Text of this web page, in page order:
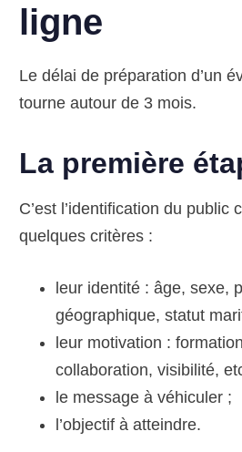
ligne
Le délai de préparation d’un
tourne autour de 3 mois.
La première
C’est l’identification du public
quelques critères :
leur identité : âge, sexe,
géographique, statut
leur motivation :
collaboration, visibilité,
le message à véhiculer ;
l’objectif à atteindre.